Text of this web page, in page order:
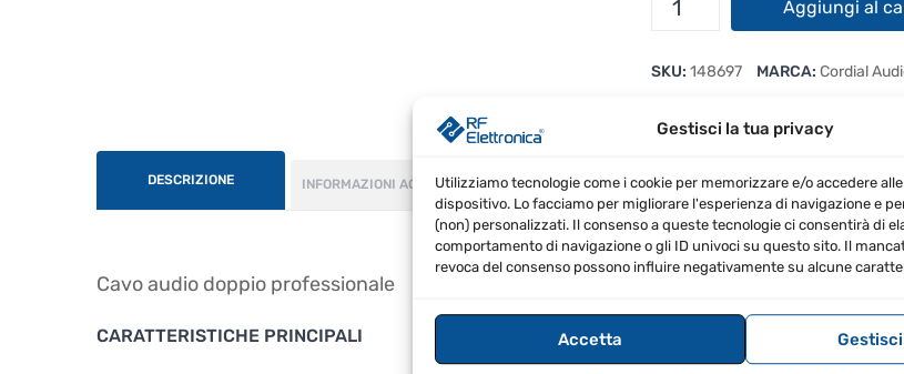
Gestisci la tua privacy
Utilizziamo tecnologie come i cookie per memorizzare e/o accedere
dispositivo. Lo facciamo per migliorare l'esperienza di navigazione e
(non) personalizzati. Il consenso a queste tecnologie ci consentirà di
comportamento di navigazione o gli ID univoci su questo sito. Il
revoca del consenso possono influire negativamente su alcune
Accetta
PP
Aggiungi al
SKU: 148697 MARCA: Cordial
DESCRIZIONE INFORMAZIONI AGGIUNTIVE RECENSIONI (0)
Cavo audio doppio professionale
CARATTERISTICHE PRINCIPALI